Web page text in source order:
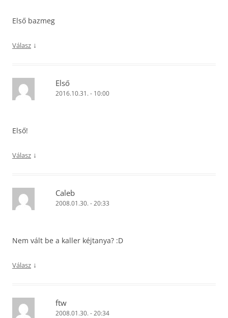
Első bazmeg
Válasz ↓
Első
2016.10.31. - 10:00
Első!
Válasz ↓
Caleb
2008.01.30. - 20:33
Nem vált be a kaller kéjtanya? :D
Válasz ↓
ftw
2008.01.30. - 20:34